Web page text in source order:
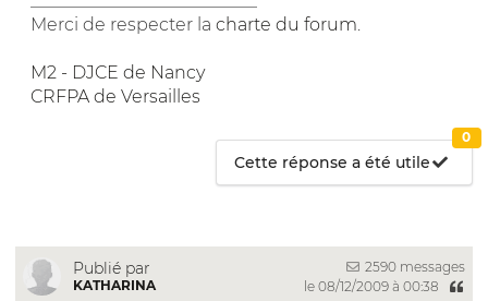
Merci de respecter la charte du forum
M2 - DJCE de Nancy
CRFPA de Versailles
Cette réponse a été utile
0
Publié par
KATHARINA
2590 messages
le 08/12/2009 à 00:38